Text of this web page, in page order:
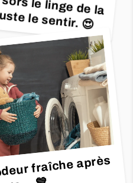
le sentir. 😍
fraîche après